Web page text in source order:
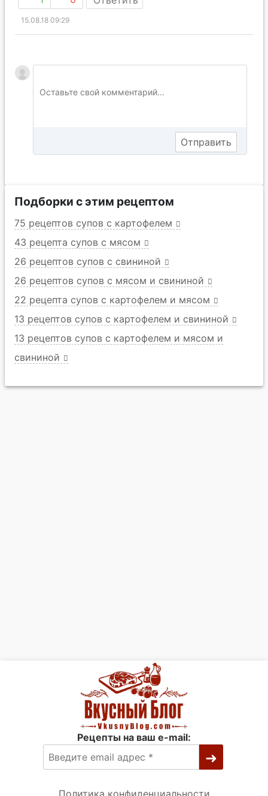
15.08.18 09:29
Подборки с этим рецептом
75 рецептов супов с картофелем
43 рецепта супов с мясом
26 рецептов супов с свининой
26 рецептов супов с мясом и свининой
22 рецепта супов с картофелем и мясом
13 рецептов супов с картофелем и свининой
13 рецептов супов с картофелем и мясом и
свининой
Рецепты на ваш e-mail:
Политика конфиденциальности